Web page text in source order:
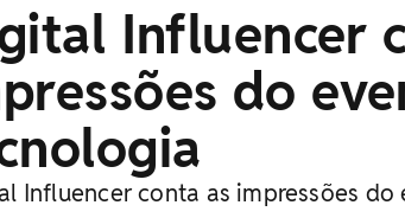
Influencer
do
Influencer conta as impressões